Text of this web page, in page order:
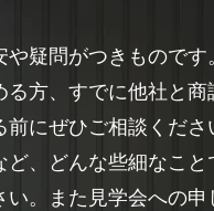
や疑問がつきものです
る方、すでに他社と商
前にぜひご相談くださ
ど、どんな些細なこと
い。また見学会への申